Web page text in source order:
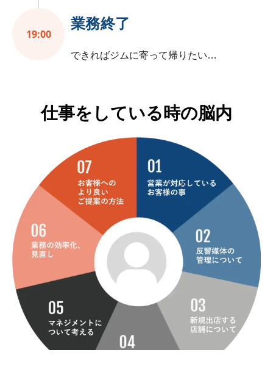
19:00
業務終了
できればジムに寄って帰りたい…
仕事をしている時の脳内